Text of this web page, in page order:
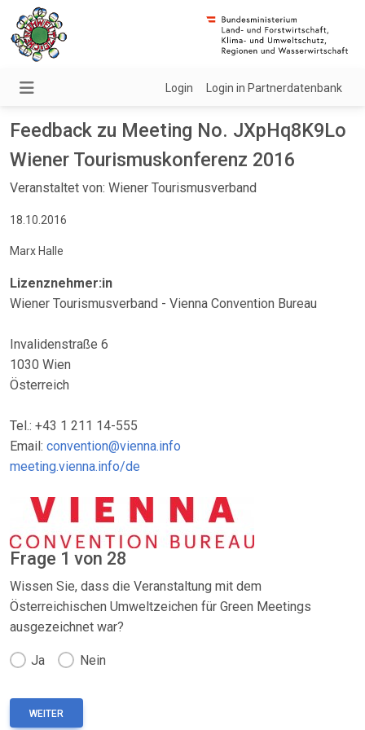
Login Login in Partnerdatenbank
Feedback zu Meeting No. JXpHq8K9Lo
Wiener Tourismuskonferenz 2016
Veranstaltet von: Wiener Tourismusverband
18.10.2016
Marx Halle
Lizenznehmer:in
Wiener Tourismusverband - Vienna Convention Bureau
Invalidenstraße 6
1030 Wien
Österreich
Tel.: +43 1 211 14-555
Email: convention@vienna.info
meeting.vienna.info/de
Frage 1 von 28
Wissen Sie, dass die Veranstaltung mit dem
Österreichischen Umweltzeichen für Green Meetings
ausgezeichnet war?
Ja Nein